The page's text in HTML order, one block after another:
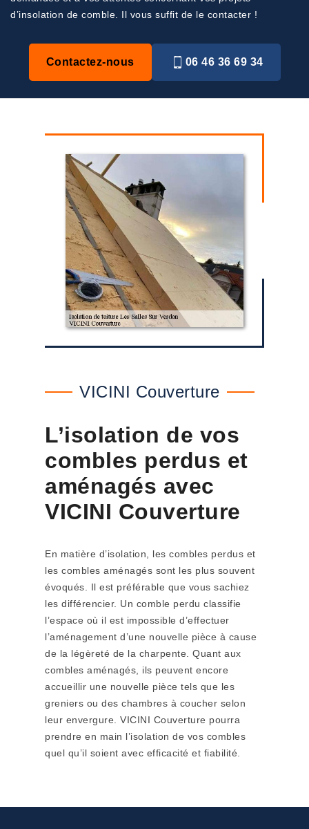
d’insolation de comble. Il vous suffit de le contacter !
Contactez-nous 06 46 36 69 34
VICINI Couverture
L’isolation de vos
combles perdus et
aménagés avec
VICINI Couverture
En matière d’isolation, les combles perdus et
les combles aménagés sont les plus souvent
évoqués. Il est préférable que vous sachiez
les différencier. Un comble perdu classifie
l’espace où il est impossible d’effectuer
l’aménagement d’une nouvelle pièce à cause
de la légèreté de la charpente. Quant aux
combles aménagés, ils peuvent encore
accueillir une nouvelle pièce tels que les
greniers ou des chambres à coucher selon
leur envergure. VICINI Couverture pourra
prendre en main l’isolation de vos combles
quel qu’il soient avec efficacité et fiabilité.